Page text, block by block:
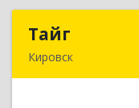
Тайг
Кировск